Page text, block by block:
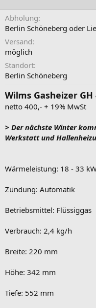
Abholung
Berlin Schöneberg oder
Versand
möglich
Standort
Berlin Schöneberg
Wilms Gasheizer
netto 400,- + 19% MwSt
> Der nächste Winter
Werkstatt und
Wärmeleistung: 18 - 33
Zündung: Automatik
Betriebsmittel: Flüssiggas
Verbrauch: 2,4 kg/h
Breite: 220 mm
Höhe: 342 mm
Tiefe: 552 mm